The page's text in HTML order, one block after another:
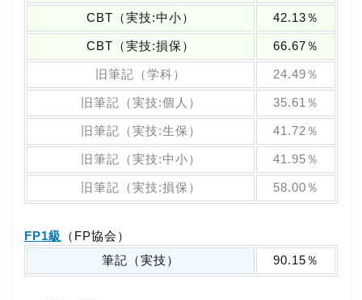
CBT（実技:中小） 42.13％
CBT（実技:損保） 66.67％
旧筆記（学科） 24.49％
旧筆記（実技:個人） 35.61％
旧筆記（実技:生保） 41.72％
旧筆記（実技:中小） 41.95％
旧筆記（実技:損保） 58.00％
FP1級
（FP協会）
筆記（実技）
90.15％